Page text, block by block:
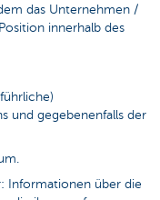
das Unternehmen /
innerhalb des
und gegebenenfalls der
Informationen über die